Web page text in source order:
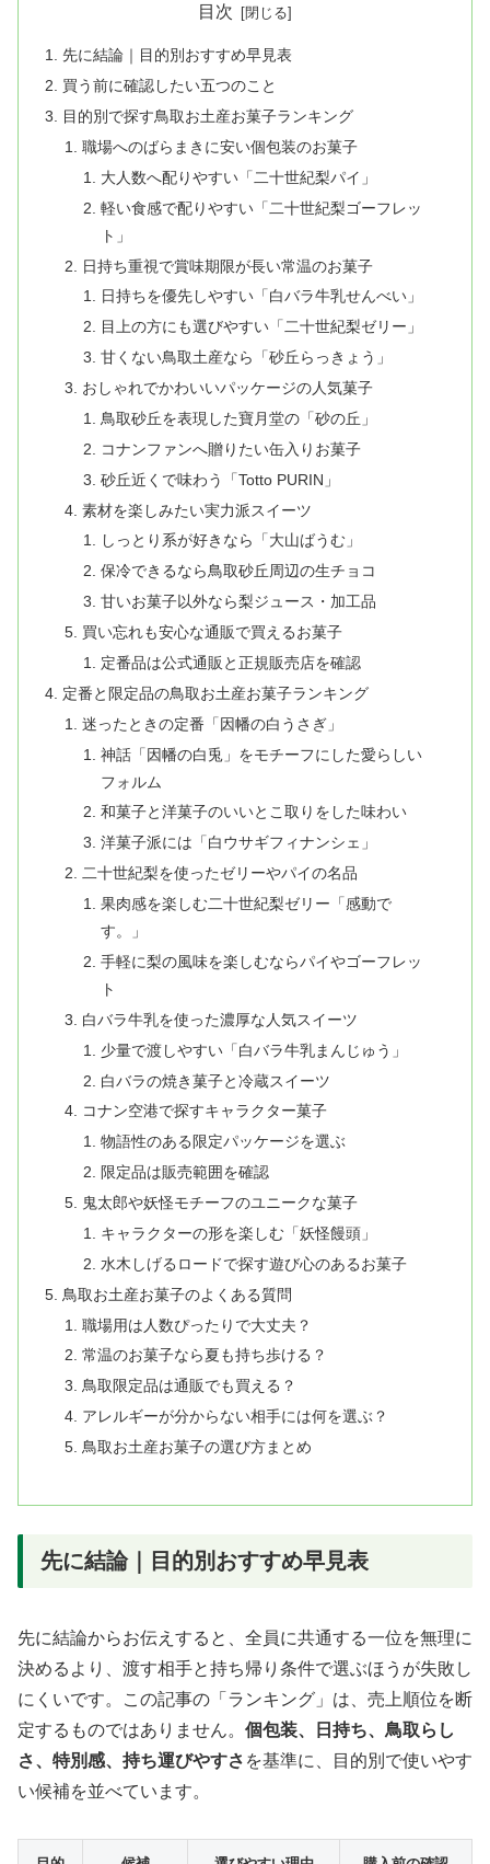
目次
先に結論｜目的別おすすめ早見表
買う前に確認したい五つのこと
目的別で探す鳥取お土産お菓子ランキング
職場へのばらまきに安い個包装のお菓子
大人数へ配りやすい「二十世紀梨パイ」
軽い食感で配りやすい「二十世紀梨ゴーフレッ
ト」
日持ち重視で賞味期限が長い常温のお菓子
日持ちを優先しやすい「白バラ牛乳せんべい」
目上の方にも選びやすい「二十世紀梨ゼリー」
甘くない鳥取土産なら「砂丘らっきょう」
おしゃれでかわいいパッケージの人気菓子
鳥取砂丘を表現した寶月堂の「砂の丘」
コナンファンへ贈りたい缶入りお菓子
砂丘近くで味わう「Totto PURIN」
素材を楽しみたい実力派スイーツ
しっとり系が好きなら「大山ばうむ」
保冷できるなら鳥取砂丘周辺の生チョコ
甘いお菓子以外なら梨ジュース・加工品
買い忘れも安心な通販で買えるお菓子
定番品は公式通販と正規販売店を確認
定番と限定品の鳥取お土産お菓子ランキング
迷ったときの定番「因幡の白うさぎ」
神話「因幡の白兎」をモチーフにした愛らしい
フォルム
和菓子と洋菓子のいいとこ取りをした味わい
洋菓子派には「白ウサギフィナンシェ」
二十世紀梨を使ったゼリーやパイの名品
果肉感を楽しむ二十世紀梨ゼリー「感動で
す。」
手軽に梨の風味を楽しむならパイやゴーフレッ
ト
白バラ牛乳を使った濃厚な人気スイーツ
少量で渡しやすい「白バラ牛乳まんじゅう」
白バラの焼き菓子と冷蔵スイーツ
コナン空港で探すキャラクター菓子
物語性のある限定パッケージを選ぶ
限定品は販売範囲を確認
鬼太郎や妖怪モチーフのユニークな菓子
キャラクターの形を楽しむ「妖怪饅頭」
水木しげるロードで探す遊び心のあるお菓子
鳥取お土産お菓子のよくある質問
職場用は人数ぴったりで大丈夫？
常温のお菓子なら夏も持ち歩ける？
鳥取限定品は通販でも買える？
アレルギーが分からない相手には何を選ぶ？
鳥取お土産お菓子の選び方まとめ
先に結論｜目的別おすすめ早見表
先に結論からお伝えすると、全員に共通する一位を無理に
決めるより、渡す相手と持ち帰り条件で選ぶほうが失敗し
にくいです。この記事の「ランキング」は、売上順位を断
定するものではありません。 個包装、日持ち、鳥取らし
さ、特別感、持ち運びやすさ を基準に、目的別で使いやす
い候補を並べています。